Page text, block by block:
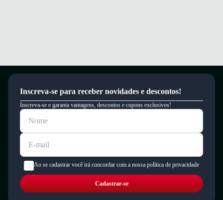
Inscreva-se para receber novidades e descontos!
Inscreva-se e garanta vantagens, descontos e cupons exclusivos!
Ao se cadastrar você irá concordar com a nossa política de privacidade
Cadastrar-se